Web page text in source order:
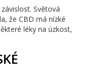
Světová
že CBD má nízké
léky na úzkost,